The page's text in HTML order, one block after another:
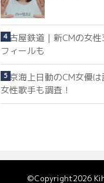
名古屋鉄道｜新CMの女
フィールも
東京海上日動のCM女優
女性歌手も調査！
©Copyright2026